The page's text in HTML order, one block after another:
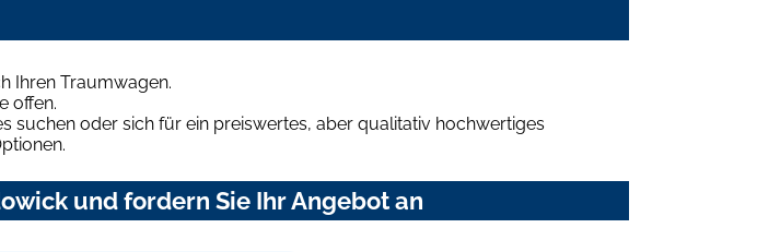
Ihren Traumwagen.
offen.
suchen oder sich für ein preiswertes, aber qualitativ hochwertiges
und fordern Sie Ihr Angebot an